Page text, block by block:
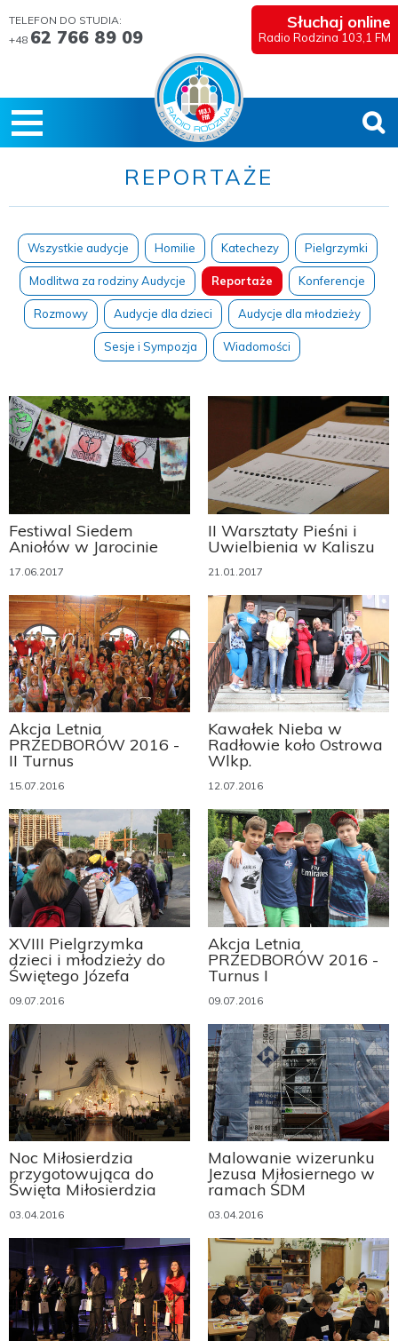
TELEFON DO STUDIA:
+48 62 766 89 09
Słuchaj online
Radio Rodzina 103,1 FM
REPORTAŻE
Wszystkie audycje Homilie Katechezy Pielgrzymki
Modlitwa za rodziny Audycje Reportaże Konferencje
Rozmowy Audycje dla dzieci Audycje dla młodzieży
Sesje i Sympozja Wiadomości
Festiwal Siedem
Aniołów w Jarocinie
17.06.2017
II Warsztaty Pieśni i
Uwielbienia w Kaliszu
21.01.2017
Akcja Letnia
PRZEDBORÓW 2016 -
II Turnus
15.07.2016
Kawałek Nieba w
Radłowie koło Ostrowa
Wlkp.
12.07.2016
XVIII Pielgrzymka
dzieci i młodzieży do
Świętego Józefa
09.07.2016
Akcja Letnia
PRZEDBORÓW 2016 -
Turnus I
09.07.2016
Noc Miłosierdzia
przygotowująca do
Święta Miłosierdzia
03.04.2016
Malowanie wizerunku
Jezusa Miłosiernego w
ramach ŚDM
03.04.2016